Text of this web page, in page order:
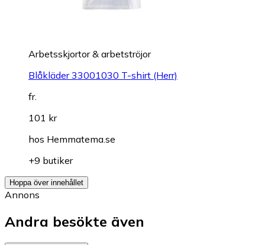
Arbetsskjortor & arbetströjor
Blåkläder 33001030 T-shirt (Herr)
fr.
101 kr
hos Hemmatema.se
+9 butiker
Hoppa över innehållet
Annons
Andra besökte även